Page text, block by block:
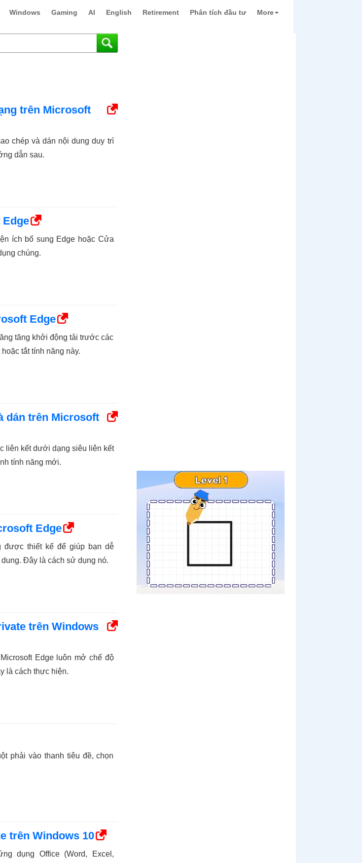
Windows Gaming AI English Retirement Phân tích đầu tư More
trên Microsoft
chép và dán nội dung duy trì
dẫn sau.
ích bổ sung Edge hoặc Cửa
chúng.
Edge
tăng khởi động tải trước các
tắt tính năng này.
dán trên Microsoft
liên kết dưới dạng siêu liên kết
tính năng mới.
Edge
được thiết kế để giúp bạn dễ
Đây là cách sử dụng nó.
trên Windows
Edge luôn mở chế độ
là cách thực hiện.
phải vào thanh tiêu đề, chọn
trên Windows 10
dụng Office (Word, Excel,